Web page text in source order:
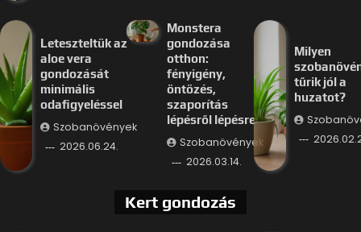
Leteszteltük az
aloe vera
gondozását
minimális
odafigyeléssel
Szobanövények
2026.06.24.
Monstera
gondozása
otthon:
fényigény,
öntözés,
szaporítás
lépésről lépésre
Szobanövények
2026.03.14.
Milyen
tűrik jól a
huzatot?
Kert gondozás